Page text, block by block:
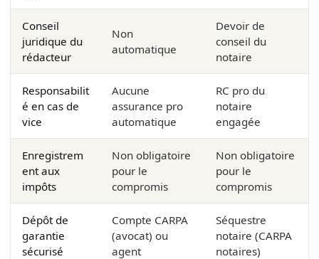
Conseil
juridique du
rédacteur
Non
automatique
Devoir de
conseil du
notaire
Responsabilit
é en cas de
vice
Aucune
assurance pro
automatique
RC pro du
notaire
engagée
Enregistrem
ent aux
impôts
Non obligatoire
pour le
compromis
Non obligatoire
pour le
compromis
Dépôt de
garantie
sécurisé
Compte CARPA
(avocat) ou
agent
Séquestre
notaire (CARPA
notaires)